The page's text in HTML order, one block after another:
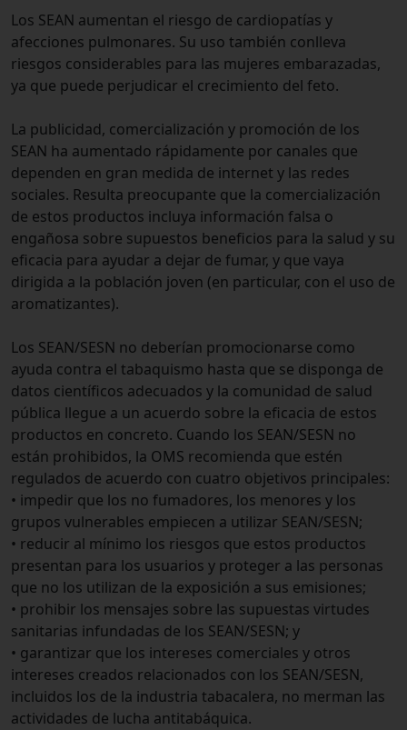
Los SEAN aumentan el riesgo de cardiopatías y
afecciones pulmonares. Su uso también conlleva
riesgos considerables para las mujeres embarazadas,
ya que puede perjudicar el crecimiento del feto.
La publicidad, comercialización y promoción de los
SEAN ha aumentado rápidamente por canales que
dependen en gran medida de internet y las redes
sociales. Resulta preocupante que la comercialización
de estos productos incluya información falsa o
engañosa sobre supuestos beneficios para la salud y su
eficacia para ayudar a dejar de fumar, y que vaya
dirigida a la población joven (en particular, con el uso de
aromatizantes).
Los SEAN/SESN no deberían promocionarse como
ayuda contra el tabaquismo hasta que se disponga de
datos científicos adecuados y la comunidad de salud
pública llegue a un acuerdo sobre la eficacia de estos
productos en concreto. Cuando los SEAN/SESN no
están prohibidos, la OMS recomienda que estén
regulados de acuerdo con cuatro objetivos principales:
• impedir que los no fumadores, los menores y los
grupos vulnerables empiecen a utilizar SEAN/SESN;
• reducir al mínimo los riesgos que estos productos
presentan para los usuarios y proteger a las personas
que no los utilizan de la exposición a sus emisiones;
• prohibir los mensajes sobre las supuestas virtudes
sanitarias infundadas de los SEAN/SESN; y
• garantizar que los intereses comerciales y otros
intereses creados relacionados con los SEAN/SESN,
incluidos los de la industria tabacalera, no merman las
actividades de lucha antitabáquica.